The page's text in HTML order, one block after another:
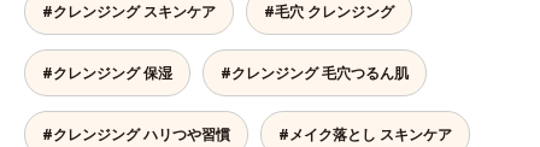
#クレンジング スキンケア #毛穴 クレンジング
#クレンジング 保湿 #クレンジング 毛穴つるん肌
#クレンジング ハリつや習慣 #メイク落とし スキンケア